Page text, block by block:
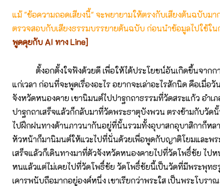
แม้ "ข้อความถอดเสียงนี้" จะพยายามให้ตรงกับเสียงต้นฉบับม
ตรวจสอบกับเสียงธรรมบรรยายต้นฉบับ ก่อนนำข้อมูลไปใช้ใน
พูดคุยกับ AI ทาง Line]
ตั้งอกตั้งใจฟังด้วยดี เพื่อให้ได้ประโยชน์อันเกิดขึ้นจากก
แก่เวลา ก่อนที่จะพูดเรื่องอะไร อยากจะเล่าอะไรสักนิด คือเมื่อ
จังหวัดหนองคาย เขานิมนต์ไปปาฐกถาธรรมที่วัดสระแก้ว อำเ
ปาฐกถาเสร็จแล้วก็กลับมาที่วัดพระธาตุบังพวน ตรงข้ามกับวัดนั้
ไปฝึกฝนทางด้านภาวนากันอยู่ที่นั้นรวมทั้งอุบาสกอุบาสิกาก็หล
หัวหน้าก็มานิมนต์ให้แวะไปที่นั่นด้วยเพื่อพูดกับญาติโยมและพร
เสร็จแล้วก็เดินทางมาที่ตัวจังหวัดหนองคายไปที่วัดโพธิ์ชัย ไป
หนแล้วแต่ไม่เคยไปที่วัดโพธิ์ชัย วัดโพธิ์ชัยนี้เป็นวัดที่มีพระพุท
เคารพนับถือมากอยู่องค์หนึ่ง เขาเรียกว่าพระใส เป็นพระโบราณ